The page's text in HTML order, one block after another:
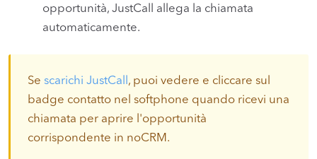
opportunità, JustCall allega la chiamata
automaticamente.
Se scarichi JustCall , puoi vedere e cliccare sul
badge contatto nel softphone quando ricevi una
chiamata per aprire l'opportunità
corrispondente in noCRM.